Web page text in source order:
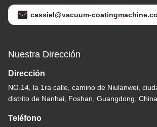
cassiel@vacuum-
Nuestra Dirección
Dirección
NO.14, la 1ra calle, camino de Niulanwei,
distrito de Nanhai, Foshan, Guangdong, China
Teléfono